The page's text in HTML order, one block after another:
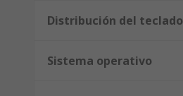
Distribución del teclado
Sistema operativo